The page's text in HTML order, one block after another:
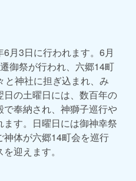
月3日に行われます。6月
御祭が行われ、六郷14町
と神社に担ぎ込まれ、み
の土曜日には、数百年の
奉納され、神獅子巡行や
す。日曜日には御神幸祭
体が六郷14町会を巡行
迎えます。